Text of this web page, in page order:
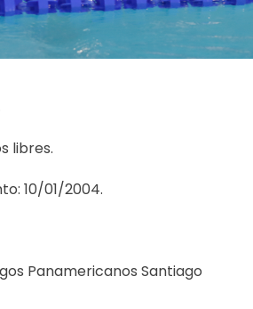
libres.
10/01/2004.
Panamericanos Santiago